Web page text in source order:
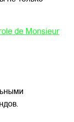
de Monsieur